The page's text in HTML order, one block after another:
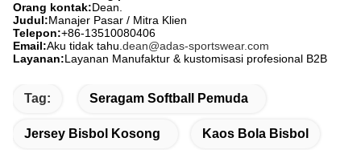
Orang kontak:Dean.
Judul:Manajer Pasar / Mitra Klien
Telepon:+86-13510080406
Email:Aku tidak tahu. dean@adas-sportswear.com
Layanan:Layanan Manufaktur & kustomisasi profesional B2B
Tag: Seragam Softball Pemuda
Jersey Bisbol Kosong Kaos Bola Bisbol